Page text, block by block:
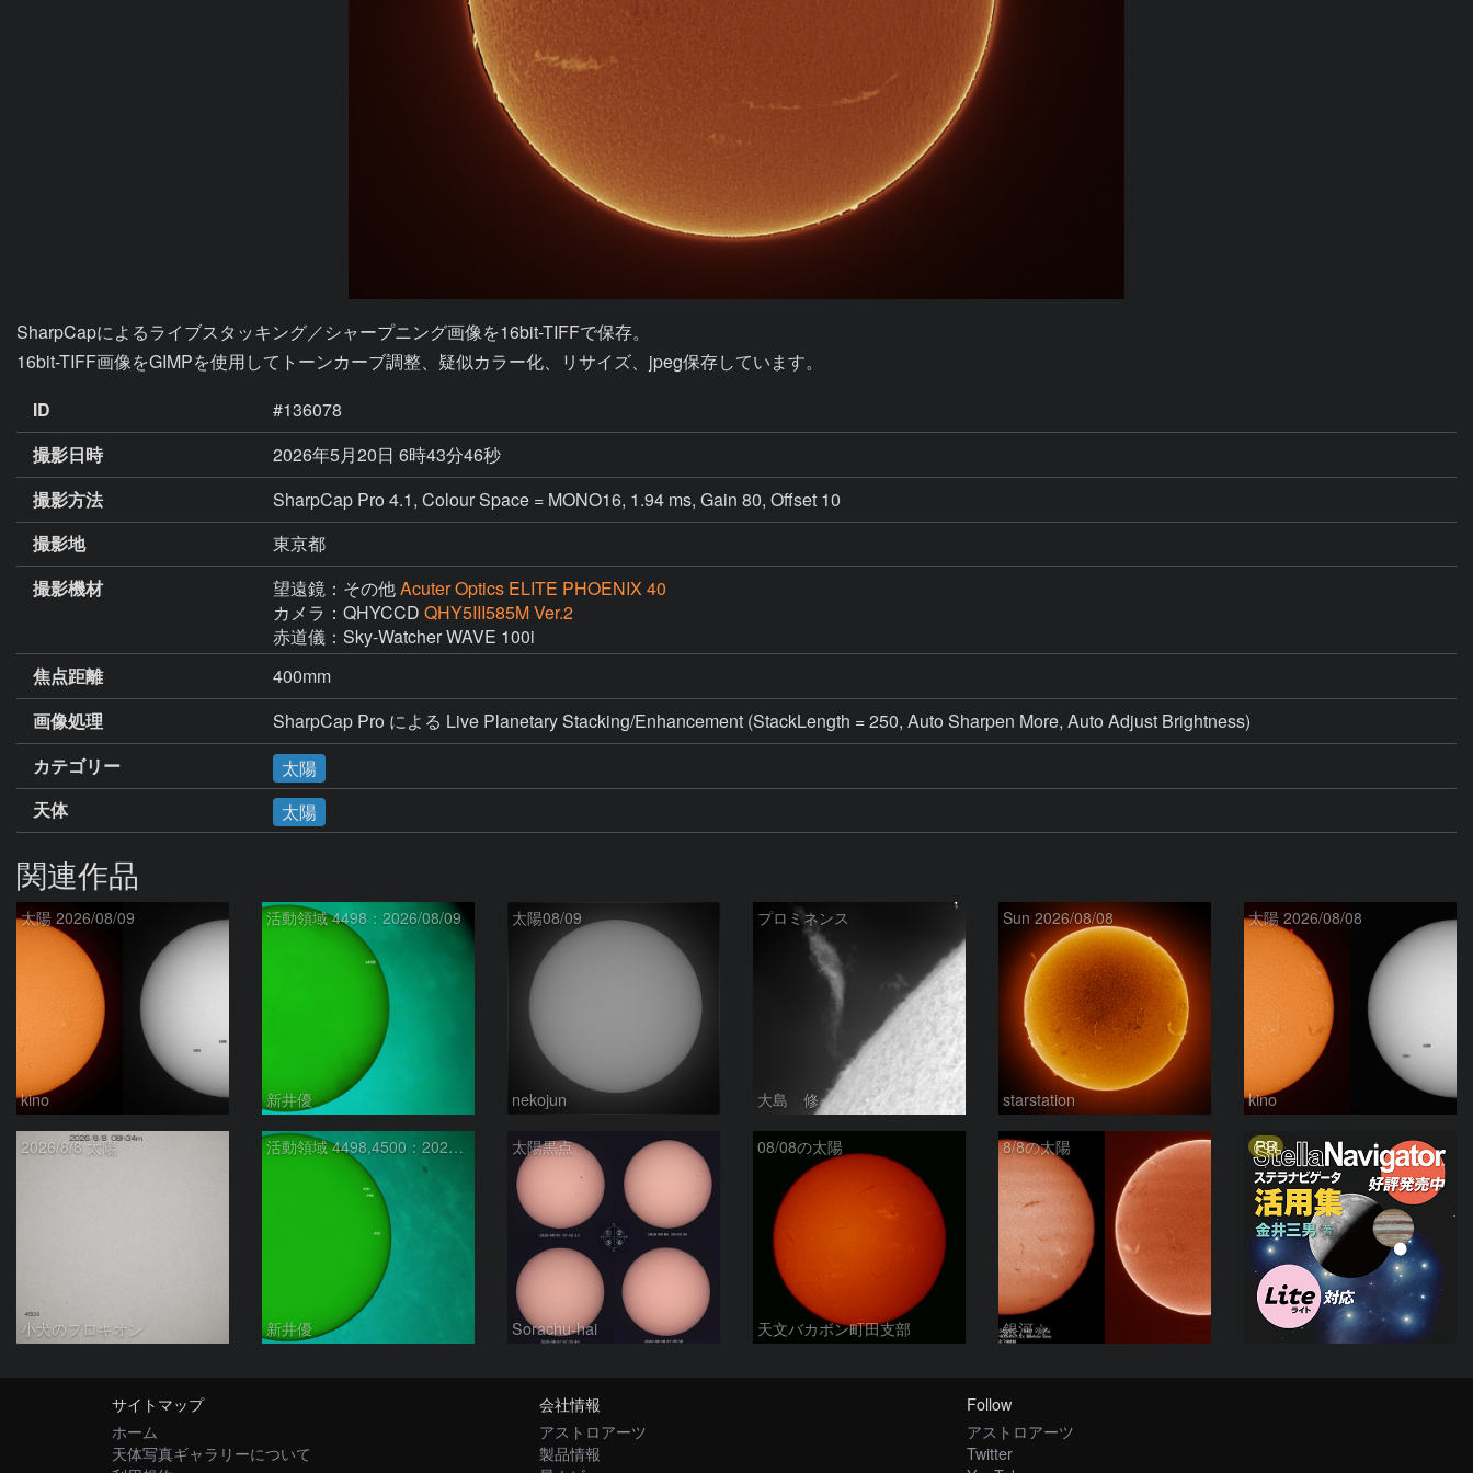
SharpCapによるライブスタッキング／シャープニング画像を16bit-TIFFで保存。
16bit-TIFF画像をGIMPを使用してトーンカーブ調整、疑似カラー化、リサイズ、jpeg保存しています。
ID
#136078
撮影日時
2026年5月20日 6時43分46秒
撮影方法
SharpCap Pro 4.1, Colour Space = MONO16, 1.94 ms, Gain 80, Offset 10
撮影地
東京都
撮影機材
望遠鏡：その他Acuter Optics ELITE PHOENIX 40
カメラ：QHYCCD QHY5III585M Ver.2
赤道儀：Sky-Watcher WAVE 100i
焦点距離
400mm
画像処理
SharpCap Pro による Live Planetary Stacking/Enhancement (StackLength = 250, Auto Sharpen More, Auto Adjust Brightness)
カテゴリー
太陽
天体
太陽
関連作品
太陽 2026/08/09
kino
活動領域 4498：2026/08/09
新井優
太陽08/09
nekojun
プロミネンス
大島 修
Sun 2026/08/08
starstation
太陽 2026/08/08
kino
2026/8/8 太陽
小犬のプロキオン
活動領域 4498,4500：2026/08/08
新井優
太陽黒点
Sorachu-hai
08/08の太陽
天文バカボン町田支部
8/8の太陽
銀河☆
PR
サイトマップ
ホーム
天体写真ギャラリーについて
会社情報
アストロアーツ
製品情報
Follow
アストロアーツ
Twitter